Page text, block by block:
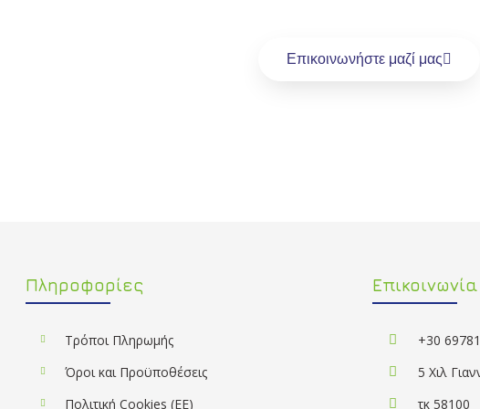
Επικοινωνήστε μαζί μας
Πληροφορίες
Τρόποι Πληρωμής
Όροι και Προϋποθέσεις
Πολιτική Cookies (ΕΕ)
Επικοινωνία
+30
5 Χιλ
τκ 58100